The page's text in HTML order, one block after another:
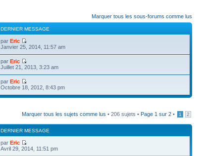
Marquer tous les sous-forums comme lus
DERNIER MESSAGE
parEric
Janvier 25, 2014, 11:57 am
parEric
Juillet 21, 2013, 3:23 am
parEric
Octobre 18, 2012, 8:43 pm
Marquer tous les sujets comme lus • 206 sujets • Page 1 sur 2 • 1 2
DERNIER MESSAGE
parEric
Avril 29, 2014, 11:51 pm